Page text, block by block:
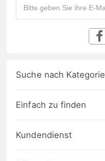
Suche nach Kategorie
Einfach zu finden
Kundendienst